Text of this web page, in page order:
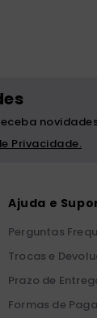
Privacidade.
Ajuda e
Perguntas
Trocas e
Prazo de
Formas de